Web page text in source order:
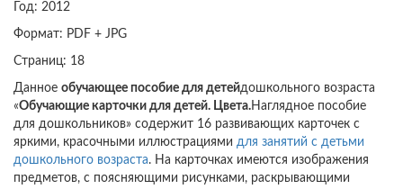
Год: 2012
Формат: PDF + JPG
Страниц: 18
Данное обучающее пособие для детейдошкольного возраста
«Обучающие карточки для детей. Цвета.Наглядное пособие
для дошкольников» содержит 16 развивающих карточек с
яркими, красочными иллюстрациями для занятий с детьми
дошкольного возраста. На карточках имеются изображения
предметов, с поясняющими рисунками, раскрывающими